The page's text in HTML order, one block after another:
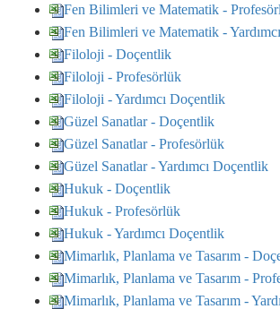
Fen Bilimleri ve Matematik -
Fen Bilimleri ve Matematik -
Filoloji - Doçentlik
Filoloji - Profesörlük
Filoloji - Yardımcı Doçentlik
Güzel Sanatlar - Doçentlik
Güzel Sanatlar - Profesörlük
Güzel Sanatlar - Yardımcı Doçentlik
Hukuk - Doçentlik
Hukuk - Profesörlük
Hukuk - Yardımcı Doçentlik
Mimarlık, Planlama ve Tasarım -
Mimarlık, Planlama ve Tasarım -
Mimarlık, Planlama ve Tasarım -